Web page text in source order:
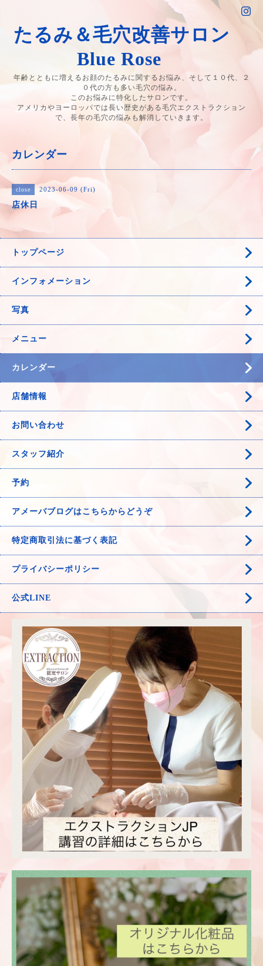
たるみ＆毛穴改善サロン
Blue Rose
年齢とともに増えるお顔のたるみに関するお悩み、そして１０代、２
０代の方も多い毛穴の悩み。
このお悩みに特化したサロンです。
アメリカやヨーロッパでは長い歴史がある毛穴エクストラクション
で、長年の毛穴の悩みも解消していきます。
カレンダー
close 2023-06-09 (Fri)
店休日
トップページ
インフォメーション
写真
メニュー
カレンダー
店舗情報
お問い合わせ
スタッフ紹介
予約
アメーバブログはこちらからどうぞ
特定商取引法に基づく表記
プライバシーポリシー
公式LINE